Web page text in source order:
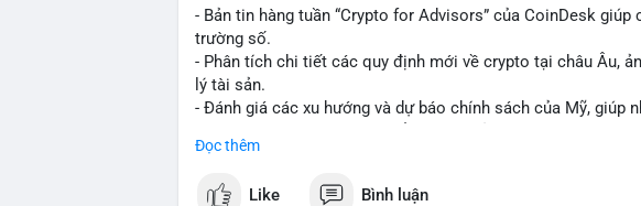
- Bản tin hàng tuần “Crypto for Advisors” của CoinDesk
trường số.
- Phân tích chi tiết các quy định mới về crypto tại châu Âu,
lý tài sản.
- Đánh giá các xu hướng và dự báo chính sách của Mỹ, giúp
Đọc thêm
Like Bình luận